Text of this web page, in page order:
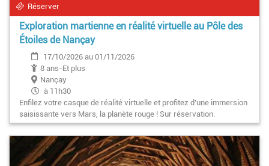
Réserver
Exploration martienne en réalité virtuelle au Pôle des
Étoiles de Nançay
17/10/2026 au 01/11/2026
8 ans-Et plus
Nançay
à 11h30
Enfilez votre casque de réalité virtuelle et profitez d’une immersion
saisissante vers Mars, la planète rouge ! Sur réservation.